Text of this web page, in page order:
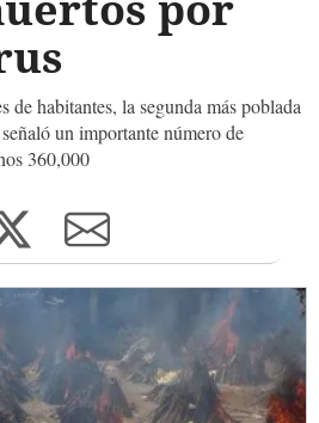
habitantes, la segunda más poblada
un importante número de
360,000